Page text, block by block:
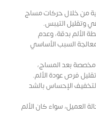
من خلال حركات مساج
وتقليل التيبس.
الألم بدقة، وعدم
السبب الأساسي
بعد المساج،
فرص عودة الألم.
الإحساس بالشد
سواء كان الألم